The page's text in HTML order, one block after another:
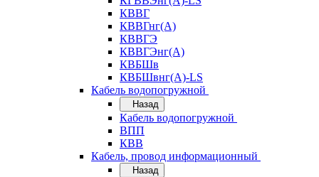
КВВГ
КВВГнг(А)
КВВГЭ
КВВГЭнг(А)
КВБШв
КВБШвнг(А)-LS
Кабель водопогружной
Назад
Кабель водопогружной
ВПП
КВВ
Кабель, провод информационный
Назад